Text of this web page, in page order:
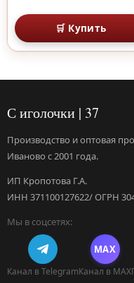
🛒 Купить
С иголочки | 37
Производство и оптовая
Иваново с 2001 года.
ИП Кропотова Г.А.
ИНН 371100127622/ ОГРН
Мы в соцсетях:
Канал в Telegram
MAX
Канал в MAX